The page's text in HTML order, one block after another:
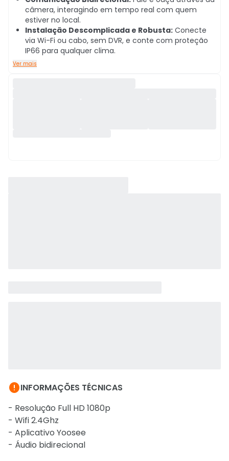
câmera, interagindo em tempo real com quem
estiver no local.
Instalação Descomplicada e Robusta: Conecte
via Wi-Fi ou cabo, sem DVR, e conte com proteção
IP66 para qualquer clima.
Ver mais
INFORMAÇÕES TÉCNICAS
- Resolução Full HD 1080p
- Wifi 2.4Ghz
- Aplicativo Yoosee
- Áudio bidirecional